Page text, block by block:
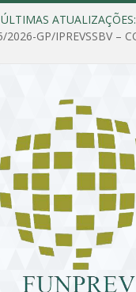
ÚLTIMAS ATUALIZAÇÕES: